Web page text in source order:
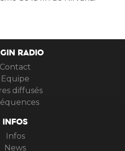
RADIO
Contact
Equipe
diffusés
INFOS
Infos
News